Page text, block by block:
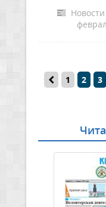
1 2 3